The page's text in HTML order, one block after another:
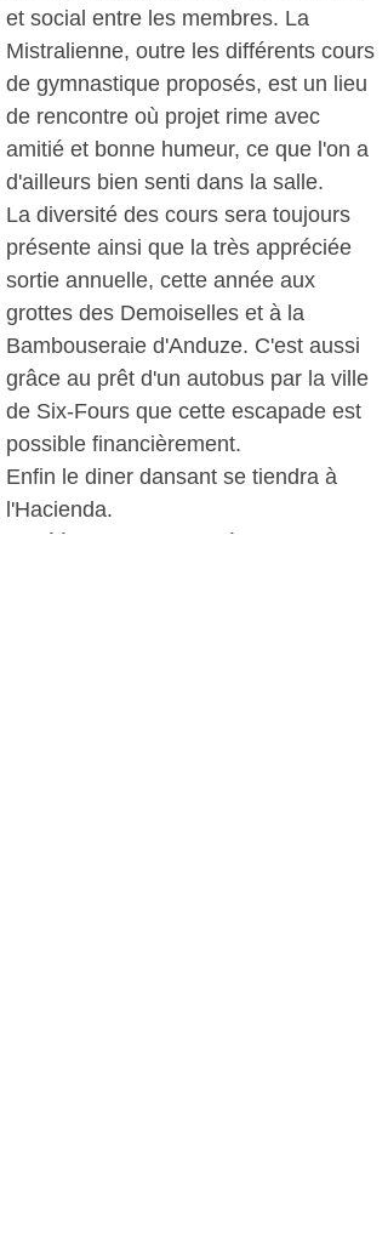
et social entre les membres. La
Mistralienne, outre les différents cours
de gymnastique proposés, est un lieu
de rencontre où projet rime avec
amitié et bonne humeur, ce que l'on a
d'ailleurs bien senti dans la salle.
La diversité des cours sera toujours
présente ainsi que la très appréciée
sortie annuelle, cette année aux
grottes des Demoiselles et à la
Bambouseraie d'Anduze. C'est aussi
grâce au prêt d'un autobus par la ville
de Six-Fours que cette escapade est
possible financièrement.
Enfin le diner dansant se tiendra à
l'Hacienda.